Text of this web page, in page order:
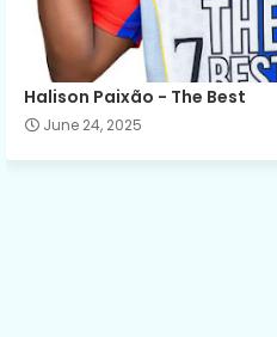
Halison Paixão - The Best
June 24, 2025